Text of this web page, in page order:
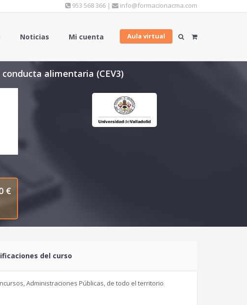
953 568 366 | info@formacionacma.com
Noticias Mi cuenta Aula virtual
alimentaria (CEV3)
€
del curso
Administraciones Públicas, de todo el territorio